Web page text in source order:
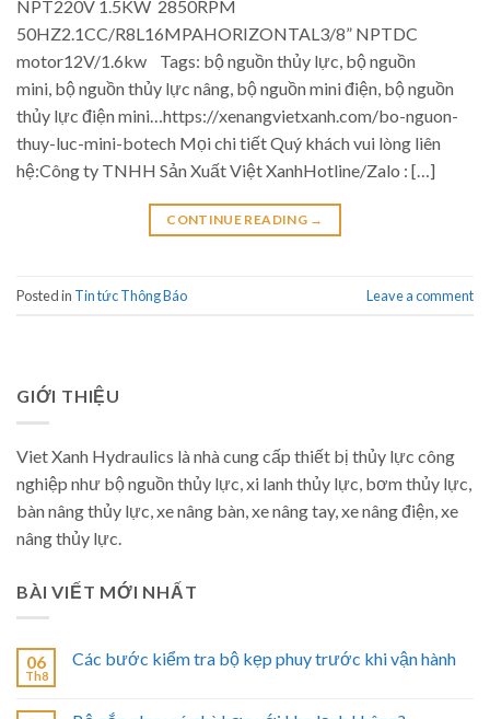
NPT220V 1.5KW 2850RPM
50HZ2.1CC/R8L16MPAHORIZONTAL3/8” NPTDC
motor12V/1.6kw Tags: bộ nguồn thủy lực, bộ nguồn
mini, bộ nguồn thủy lực nâng, bộ nguồn mini điện, bộ nguồn
thủy lực điện mini…https://xenangvietxanh.com/bo-nguon-
thuy-luc-mini-botech Mọi chi tiết Quý khách vui lòng liên
hệ:Công ty TNHH Sản Xuất Việt XanhHotline/Zalo : […]
CONTINUE READING →
Posted in Tin tức Thông Báo Leave a comment
GIỚI THIỆU
Viet Xanh Hydraulics là nhà cung cấp thiết bị thủy lực công
nghiệp như bộ nguồn thủy lực, xi lanh thủy lực, bơm thủy lực,
bàn nâng thủy lực, xe nâng bàn, xe nâng tay, xe nâng điện, xe
nâng thủy lực.
BÀI VIẾT MỚI NHẤT
06
Th8
Các bước kiểm tra bộ kẹp phuy trước khi vận hành